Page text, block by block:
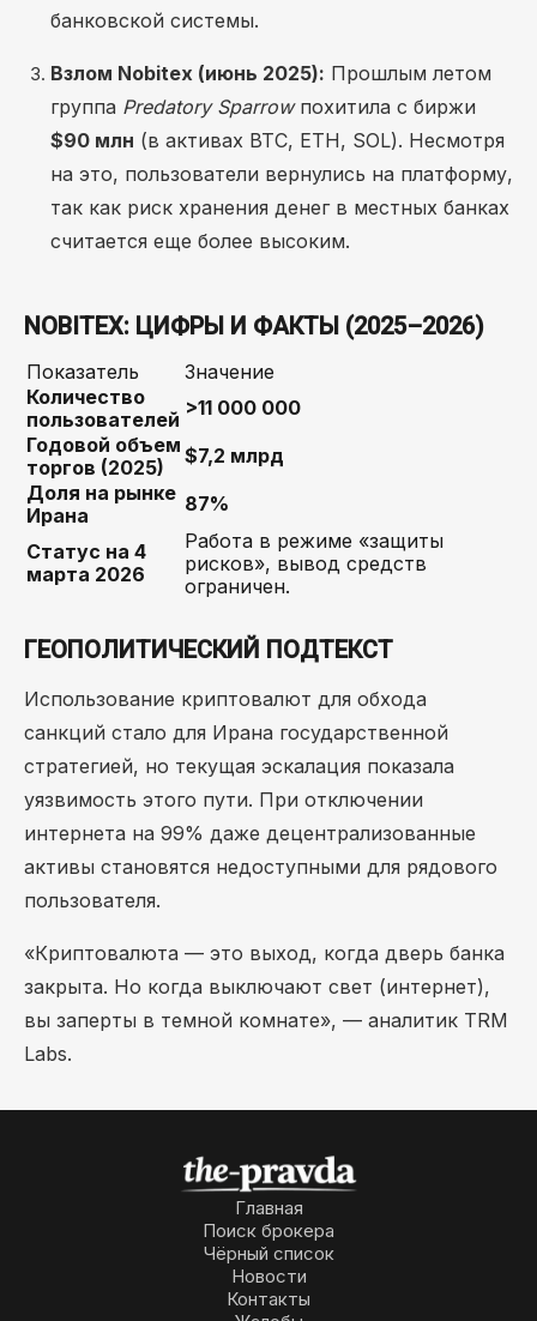
банковской системы.
Взлом Nobitex (июнь 2025): Прошлым летом
группа Predatory Sparrowпохитила с биржи
$90 млн (в активах BTC, ETH, SOL). Несмотря
на это, пользователи вернулись на платформу,
так как риск хранения денег в местных банках
считается еще более высоким.
NOBITEX: ЦИФРЫ И ФАКТЫ (2025–2026)
Показатель
Значение
Количество
пользователей >11 000 000
Годовой объем
торгов (2025)
$7,2 млрд
Доля на рынке
Ирана
87%
Статус на 4
марта 2026
Работа в режиме «защиты
рисков», вывод средств
ограничен.
ГЕОПОЛИТИЧЕСКИЙ ПОДТЕКСТ
Использование криптовалют для обхода
санкций стало для Ирана государственной
стратегией, но текущая эскалация показала
уязвимость этого пути. При отключении
интернета на 99% даже децентрализованные
активы становятся недоступными для рядового
пользователя.
«Криптовалюта — это выход, когда дверь банка
закрыта. Но когда выключают свет (интернет),
вы заперты в темной комнате», — аналитик TRM
Labs.
Главная
Поиск брокера
Чёрный список
Новости
Контакты